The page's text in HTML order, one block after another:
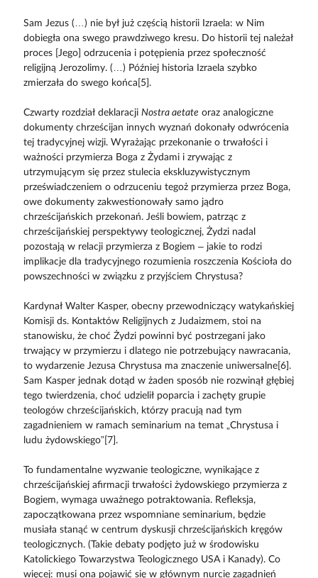
Sam Jezus (…) nie był już częścią historii Izraela: w Nim
dobiegła ona swego prawdziwego kresu. Do historii tej należał
proces [Jego] odrzucenia i potępienia przez społeczność
religijną Jerozolimy. (…) Później historia Izraela szybko
zmierzała do swego końca[5].
Czwarty rozdział deklaracji Nostra aetate oraz analogiczne
dokumenty chrześcijan innych wyznań dokonały odwrócenia
tej tradycyjnej wizji. Wyrażając przekonanie o trwałości i
ważności przymierza Boga z Żydami i zrywając z
utrzymującym się przez stulecia ekskluzywistycznym
przeświadczeniem o odrzuceniu tegoż przymierza przez Boga,
owe dokumenty zakwestionowały samo jądro
chrześcijańskich przekonań. Jeśli bowiem, patrząc z
chrześcijańskiej perspektywy teologicznej, Żydzi nadal
pozostają w relacji przymierza z Bogiem – jakie to rodzi
implikacje dla tradycyjnego rozumienia roszczenia Kościoła do
powszechności w związku z przyjściem Chrystusa?
Kardynał Walter Kasper, obecny przewodniczący watykańskiej
Komisji ds. Kontaktów Religijnych z Judaizmem, stoi na
stanowisku, że choć Żydzi powinni być postrzegani jako
trwający w przymierzu i dlatego nie potrzebujący nawracania,
to wydarzenie Jezusa Chrystusa ma znaczenie uniwersalne[6].
Sam Kasper jednak dotąd w żaden sposób nie rozwinął głębiej
tego twierdzenia, choć udzielił poparcia i zachęty grupie
teologów chrześcijańskich, którzy pracują nad tym
zagadnieniem w ramach seminarium na temat „Chrystusa i
ludu żydowskiego”[7].
To fundamentalne wyzwanie teologiczne, wynikające z
chrześcijańskiej afirmacji trwałości żydowskiego przymierza z
Bogiem, wymaga uważnego potraktowania. Refleksja,
zapoczątkowana przez wspomniane seminarium, będzie
musiała stanąć w centrum dyskusji chrześcijańskich kręgów
teologicznych. (Takie debaty podjęto już w środowisku
Katolickiego Towarzystwa Teologicznego USA i Kanady). Co
więcej: musi ona pojawić się w głównym nurcie zagadnień